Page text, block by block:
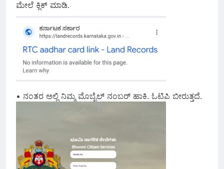
ಮೇಲೆ ಕ್ಲಿಕ್ ಮಾಡಿ.
• ನಂತರ ಅಲ್ಲಿ ನಿಮ್ಮ ಮೊಬೈಲ್ ನಂಬರ್ ಹಾಕಿ. ಓಟಿಪಿ ಬೀರುತ್ತದೆ.